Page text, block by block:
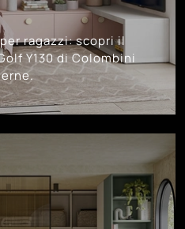
ragazzi: scopri il
Y130 di Colombini